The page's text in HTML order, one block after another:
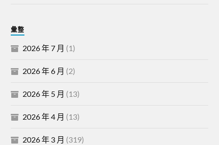
彙整
2026 年 7 月 (1)
2026 年 6 月 (2)
2026 年 5 月 (13)
2026 年 4 月 (13)
2026 年 3 月 (319)